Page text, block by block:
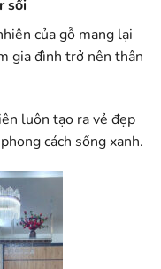
sồi
của gỗ mang lại
gia đình trở nên thân
luôn tạo ra vẻ đẹp
cách sống xanh.